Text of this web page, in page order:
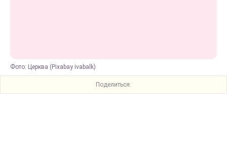
Фото: Церква (Pixabay ivabalk)
Поделиться: